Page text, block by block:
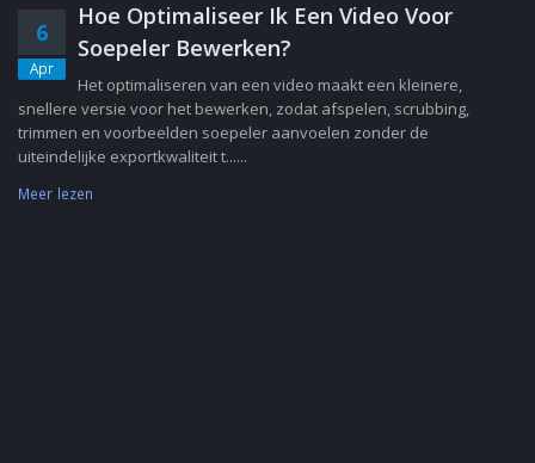
6
Apr
Hoe Optimaliseer Ik Een Video Voor
Soepeler Bewerken?
Het optimaliseren van een video maakt een kleinere,
snellere versie voor het bewerken, zodat afspelen, scrubbing,
trimmen en voorbeelden soepeler aanvoelen zonder de
uiteindelijke exportkwaliteit t......
Meer lezen